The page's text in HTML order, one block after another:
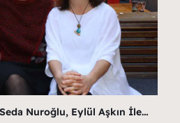
Nuroğlu, Eylül Aşkın İle…